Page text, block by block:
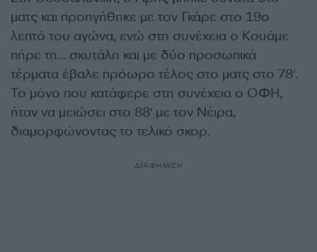
ματς και προηγήθηκε με τον Γκάρε στο 19ο
λεπτό του αγώνα, ενώ στη συνέχεια ο Κουάμε
πήρε τη… σκυτάλη και με δύο προσωπικά
τέρματα έβαλε πρόωρο τέλος στο ματς στο 78′.
Το μόνο που κατάφερε στη συνέχεια ο ΟΦΗ,
ήταν να μειώσει στο 88′ με τον Νέιρα,
διαμορφώνοντας το τελικό σκορ.
ΔΙΑΦΗΜΙΣΗ